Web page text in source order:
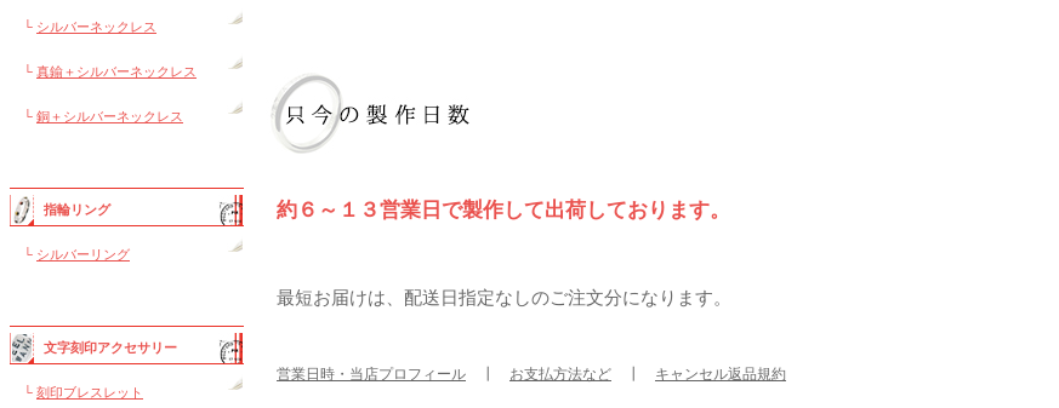
└ シルバーネックレス
└ 真鍮＋シルバーネックレス
└ 銅＋シルバーネックレス
指輪リング
└ シルバーリング
文字刻印アクセサリー
└ 刻印ブレスレット
約６～１３営業日で製作して出荷しております。
最短お届けは、配送日指定なしのご注文分になります。
営業日時・当店プロフィール お支払方法など キャンセル返品規約